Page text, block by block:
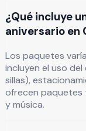
¿Qué incluye
aniversario en
Los paquetes
incluyen el uso
sillas),
ofrecen paquetes
y música.